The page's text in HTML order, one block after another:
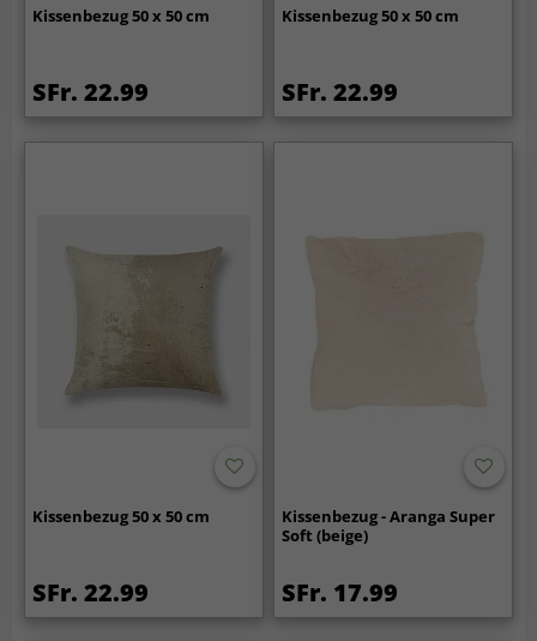
Kissenbezug 50 x 50 cm
SFr. 22.99
Kissenbezug 50 x 50 cm
SFr. 22.99
Kissenbezug 50 x 50 cm
SFr. 22.99
Kissenbezug - Aranga Super
Soft (beige)
SFr. 17.99